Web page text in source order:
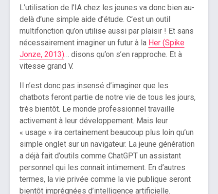
L’utilisation de l’IA chez les jeunes va donc bien au-
delà d’une simple aide d’étude. C’est un outil
multifonction qu’on utilise aussi par plaisir ! Et sans
nécessairement imaginer un futur à la Her (Spike
Jonze, 2013)… disons qu’on s’en rapproche. Et à
vitesse grand V.
Il n’est donc pas insensé d’imaginer que les
chatbots feront partie de notre vie de tous les jours,
très bientôt. Le monde professionnel travaille
activement à leur développement. Mais leur
« usage » ira certainement beaucoup plus loin qu’un
simple onglet sur un navigateur. La jeune génération
a déjà fait d’outils comme ChatGPT un assistant
personnel qui les connait intimement. En d’autres
termes, la vie privée comme la vie publique seront
bientôt imprégnées d’intelligence artificielle.